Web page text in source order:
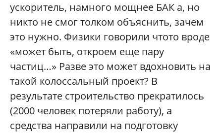
ускоритель, намного мощнее БАК а, но
никто не смог толком объяснить, зачем
это нужно. Физики говорили чтото вроде
«может быть, откроем еще пару
частиц…» Разве это может вдохновить на
такой колоссальный проект? В
результате строительство прекратилось
(2000 человек потеряли работу), а
средства направили на подготовку